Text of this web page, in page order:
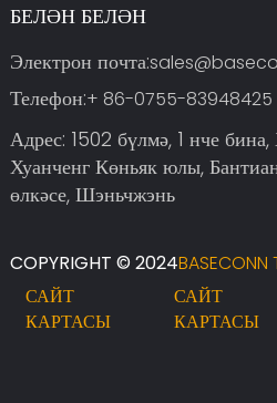
БЕЛӘН БЕЛӘН
Электрон почта:
Телефон:+ 86-0755-83948425
Адрес: 1502 бүлмә, 1 нче
Хуанченг Көньяк юлы,
өлкәсе, Шэньчжэнь
COPYRIGHT © 2024BASECONN
САЙТ
КАРТАСЫ
САЙТ
КАРТАСЫ